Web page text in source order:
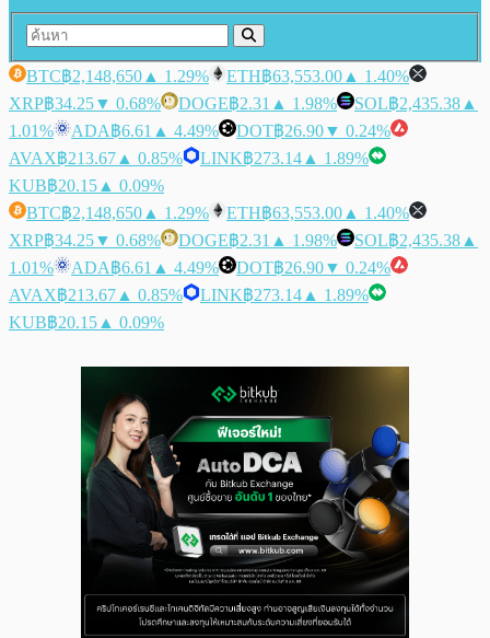
BTC฿2,148,650 ▲ 1.29% ETH฿63,553.00 ▲ 1.40%
XRP฿34.25▼ 0.68% DOGE฿2.31 ▲ 1.98% SOL฿2,435.38 ▲
1.01%
ADA฿6.61 ▲ 4.49% DOT฿26.90▼ 0.24%
AVAX฿213.67 ▲ 0.85% LINK฿273.14 ▲ 1.89%
KUB฿20.15 ▲ 0.09%
BTC฿2,148,650 ▲ 1.29% ETH฿63,553.00 ▲ 1.40%
XRP฿34.25▼ 0.68% DOGE฿2.31 ▲ 1.98% SOL฿2,435.38 ▲
1.01%
ADA฿6.61 ▲ 4.49% DOT฿26.90▼ 0.24%
AVAX฿213.67 ▲ 0.85% LINK฿273.14 ▲ 1.89%
KUB฿20.15 ▲ 0.09%